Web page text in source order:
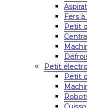
Fers
Petit
Petit
Petit